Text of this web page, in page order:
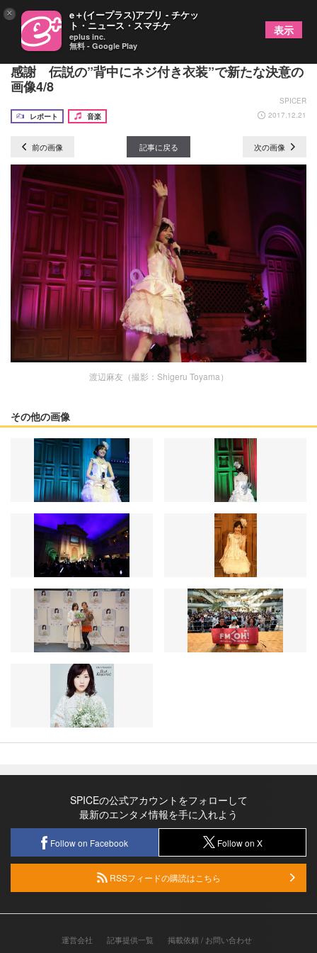
渡辺麻友、1日で2000キロを移動し各地のファンに
感謝 伝説の”背中にネジ付き衣装”で新たな決意の
画像4/8
SPICER
レポート
音楽 2017.12.21
前の画像 記事に戻る 次の画像
渡辺麻友（撮影：Shigeru Toyama）
その他の画像
SPICEの公式アカウントをフォローして
最新のエンタメ情報を手に入れよう
Follow on Facebook Follow on X
RSSフィードの購読はこちら
運営会社 記事提供一覧 掲載依頼 / お問い合わせ
× e＋(イープラス)アプリ - チケッ
ト・ニュース・スマチケ
eplus inc.
無料 - Google Play
表示